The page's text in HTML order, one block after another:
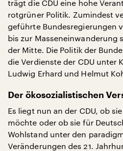
trägt die CDU eine hohe
rotgrüner Politik. Zumindest
geführte Bundesregierungen
bis zur Masseneinwanderung
der Mitte. Die Politik der
die Verdienste der CDU unter
Ludwig Erhard und Helmut
Der ökosozialistischen
Es liegt nun an der CDU, ob
möchte oder ob sie für
Wohlstand unter den
Veränderungen des 21.